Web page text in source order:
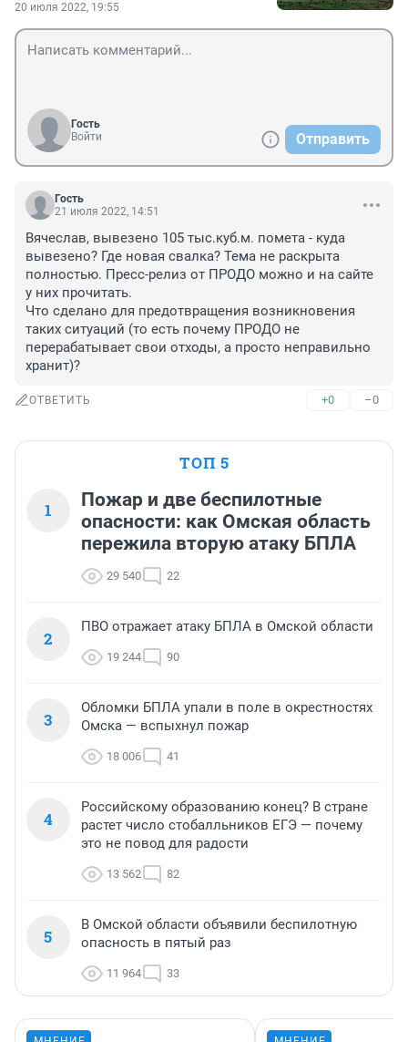
20 июля 2022, 19:55
Гость
Войти
Отправить
Гость
21 июля 2022, 14:51
Вячеслав, вывезено 105 тыс.куб.м. помета - куда
вывезено? Где новая свалка? Тема не раскрыта
полностью. Пресс-релиз от ПРОДО можно и на сайте
у них прочитать.
Что сделано для предотвращения возникновения
таких ситуаций (то есть почему ПРОДО не
перерабатывает свои отходы, а просто неправильно
хранит)?
ОТВЕТИТЬ +0 –0
ТОП 5
1
Пожар и две беспилотные
опасности: как Омская область
пережила вторую атаку БПЛА
29 540 22
2
ПВО отражает атаку БПЛА в Омской области
19 244 90
3
Обломки БПЛА упали в поле в окрестностях
Омска — вспыхнул пожар
18 006 41
4
Российскому образованию конец? В стране
растет число стобалльников ЕГЭ — почему
это не повод для радости
13 562 82
5
В Омской области объявили беспилотную
опасность в пятый раз
11 964 33